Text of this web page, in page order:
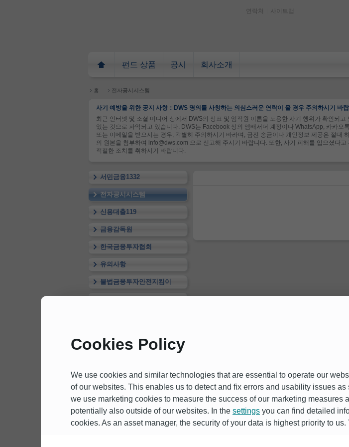
연락처 사이트맵
펀드 상품 공시 회사소개
홈 전자공시시스템
사기 예방을 위한 공지 사항：DWS 명의를 사칭하는 의심스러운 연락이 올 경우 주의하시기 바
최근 인터넷 및 소셜 미디어 상에서 DWS의 상표 및 임직원 이름을 도용한 사기 행위가 확인되
있는 것으로 파악되고 있습니다. DWS는 Facebook 상의 앰배서더 계정이나 WhatsApp, 카카오
또는 이메일을 받으시는 경우, 각별히 주의하시기 바라며, 금전 송금이나 개인정보 제공은 절대
의 원본을 첨부하여 info@dws.com 으로 신고해 주시기 바랍니다. 또한, 사기 피해를 입으셨다
적절한 조치를 취하시기 바랍니다.
서민금융1332
전자공시시스템
신용대출119
금융감독원
한국금융투자협회
유의사항
불법금융투자안전지킴이
Cookies Policy
We use cookies and similar technologies that are essential to operate our
of our websites. This enables us to detect and fix errors and usability issues
we use marketing cookies to measure the success of our marketing
potentially also outside of our websites. In the settings you can find detailed
cookies. As an asset manager, the security of your data is highest priority to